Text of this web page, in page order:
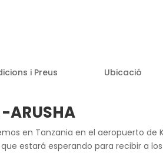
i Preus Ubicació
ARUSHA
en Tanzania en el aeropuerto
estará esperando para recibir a